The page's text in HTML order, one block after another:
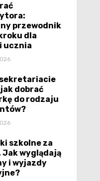
przewodnik
dla
ucznia
sekretariacie
jak dobrać
do rodzaju
szkolne za
Jak wyglądają
i wyjazdy